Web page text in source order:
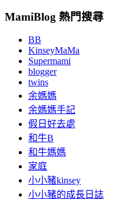
MamiBlog 熱門搜尋
BB
KinseyMaMa
Supermami
blogger
twins
余媽媽
余媽媽手記
假日好去處
和牛B
和牛媽媽
家庭
小小豬kinsey
小小豬的成長日誌